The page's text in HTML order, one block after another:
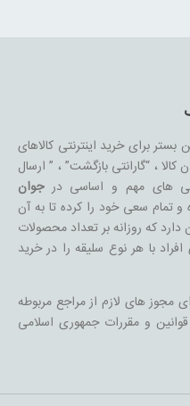
بستر برای خرید اینترنتی کالاهای
، “گارانتی بازگشت” ، ” ارسال
های مهم و اساسی درجوان
تمام سعی خود را کرده تا به آن
که روزانه بر تعداد محصولات
با هر نوع سلیقه را در خرید
مجوز های لازم از مراجع مربوطه
و مقررات جمهوری اسلامی